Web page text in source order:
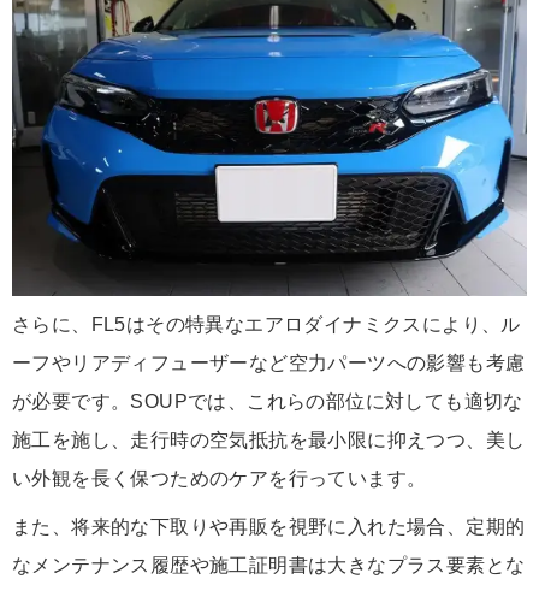
さらに、FL5はその特異なエアロダイナミクスにより、ル
ーフやリアディフューザーなど空力パーツへの影響も考慮
が必要です。SOUPでは、これらの部位に対しても適切な
施工を施し、走行時の空気抵抗を最小限に抑えつつ、美し
い外観を長く保つためのケアを行っています。
また、将来的な下取りや再販を視野に入れた場合、定期的
なメンテナンス履歴や施工証明書は大きなプラス要素とな